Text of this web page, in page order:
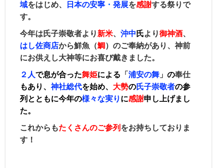
域をはじめ、 日本の安寧 ・ 発展を感謝する祭りで
す。
今年は氏子崇敬者より 新米、 沖中 氏より御神酒、
はし佐商店から鮮魚（鯛 ）のご奉納があり、神前
にお供えし大神等にお喜び戴きました。
２人で息が合った舞姫による 「 浦安の舞 」 の奉仕
もあり、神社総代を始め、 大勢の氏子崇敬者の参
列とともに今年の様々な実り に感謝申し上げまし
た。
これからもた くさんのご参列 をお持ちしておりま
す！